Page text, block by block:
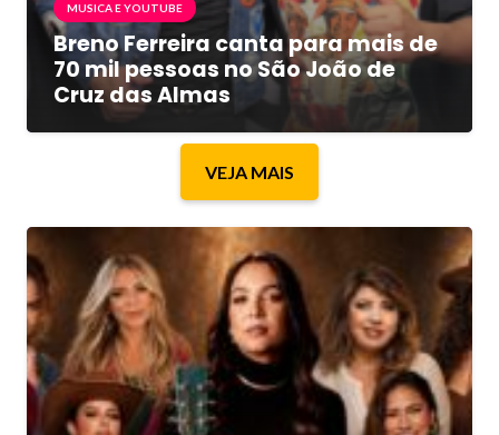
MUSICA E YOUTUBE
Breno Ferreira canta para mais de
70 mil pessoas no São João de
Cruz das Almas
VEJA MAIS